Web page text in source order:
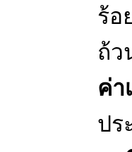
ร้อ
ถ้ว
ค่า
ปร